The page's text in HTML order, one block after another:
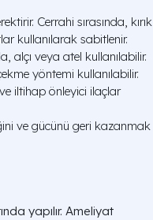
Cerrahi sırasında, kırık
kullanılarak sabitlenir.
alçı veya atel kullanılabilir.
yöntemi kullanılabilir.
iltihap önleyici ilaçlar
ve gücünü geri kazanmak
yapılır. Ameliyat